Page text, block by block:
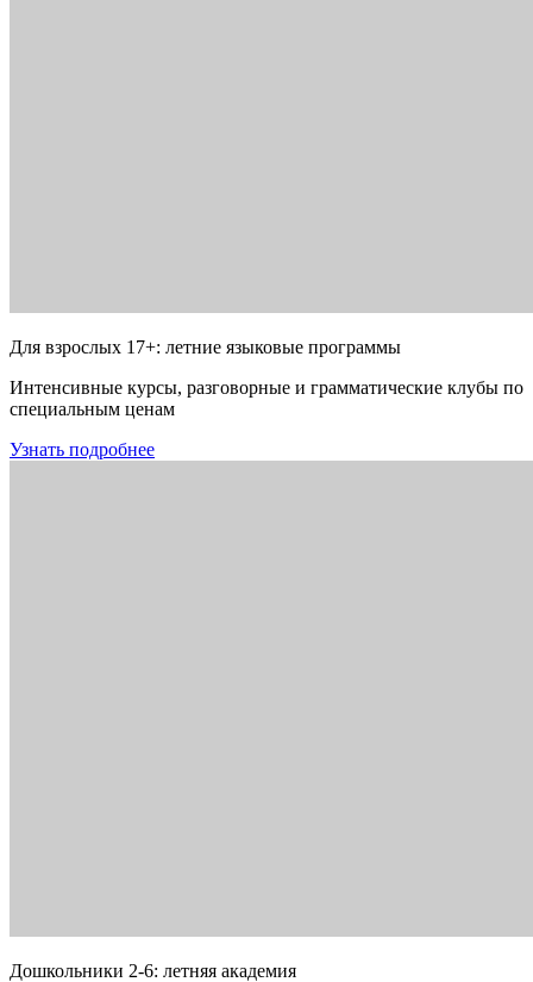
Для взрослых 17+: летние языковые программы
Интенсивные курсы, разговорные и грамматические клубы по
специальным ценам
Узнать подробнее
Дошкольники 2-6: летняя академия